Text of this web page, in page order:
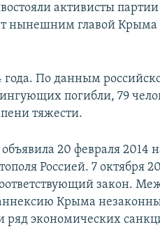
активисты партии
нынешним главой Крыма
По данным
погибли, 79
тяжести.
20 февраля 2014
Россией. 7 октября
закон.
Крыма
ряд экономических